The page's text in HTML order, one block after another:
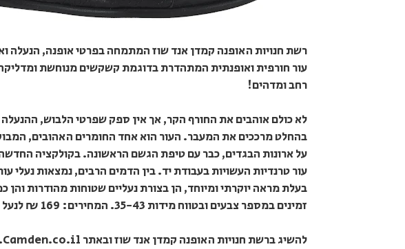
רשת חנויות האופנה קמדן אנד שוז המתמחה בפרטי אופנה, הנעלה
עור חורפית ואופנתית המתהדרת בדוגמת קשקשים מנוחשת
רחב ומדהים!
לא כולם אוהבים את החורף הקר, אך אין ספק שפרטי הלבוש, ההנעלה
בהחלט מרככים את המעבר. העור הוא אחד החומרים האהובים,
על ארונות הבגדים, כבר עם טיפת הגשם הראשונה. בקולקציה החדשה
עור טרנדיות העשויות בעבודת יד. בין הדמים הרבים, נמצאות נעלי
בעלת מראה יוקרתי ומיוחד, הן בצורת נעליים שטוחות מהודרות והן
זמינים במספר צבעים ובטווח מידות 35-43. המחירים: 169 ₪ לנעל שטוחה ו- 299 ₪ למגפון.
להשיג ברשת חנויות האופנה קמדן אנד שוז ובאתר www.Camden.co.il